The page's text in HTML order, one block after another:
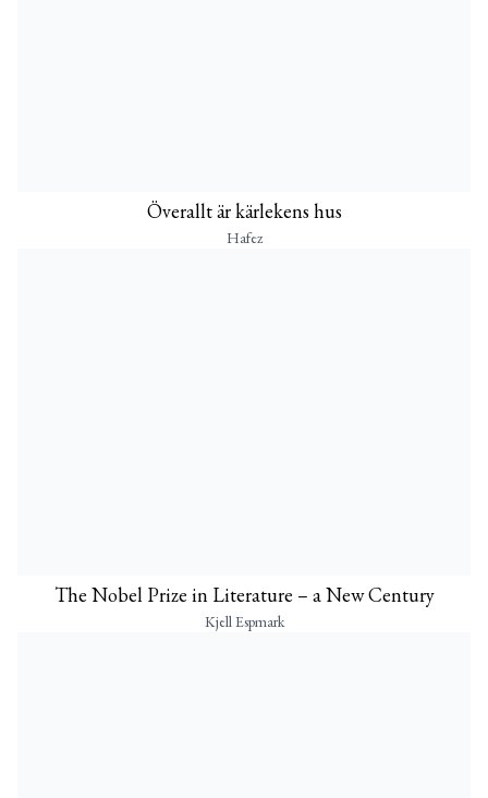
Överallt är kärlekens hus
Hafez
The Nobel Prize in Literature – a New Century
Kjell Espmark